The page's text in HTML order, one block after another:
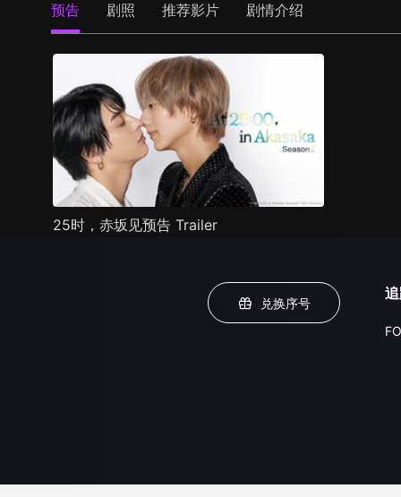
预告 剧照 推荐影片 剧情介绍
25时，赤坂见预告 Trailer
兑换序号